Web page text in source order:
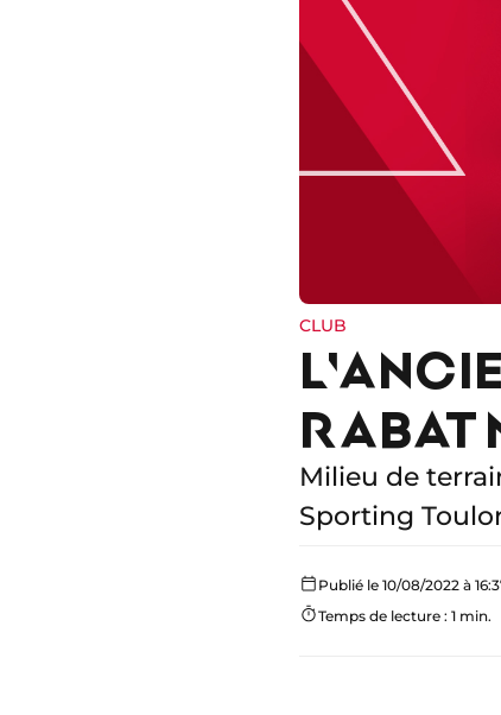
CLUB
RABAT
Milieu de
Sporting
Publié le 10/08/2022 à
Temps de lecture : 1 min.